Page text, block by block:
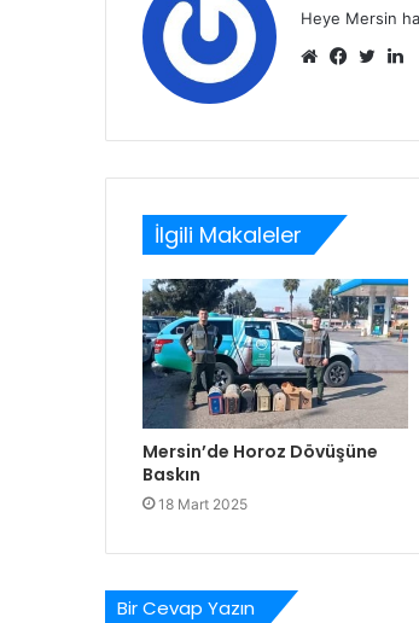
Heye Mersin
İlgili Makaleler
Mersin’de Horoz Dövüşüne
Baskın
18 Mart 2025
Bir Cevap Yazın